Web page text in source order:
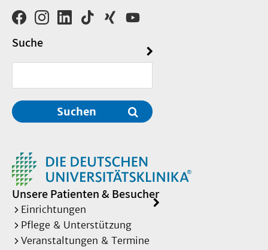
Suche
Suchen
Unsere Patienten & Besucher
Einrichtungen
Pflege & Unterstützung
Veranstaltungen & Termine